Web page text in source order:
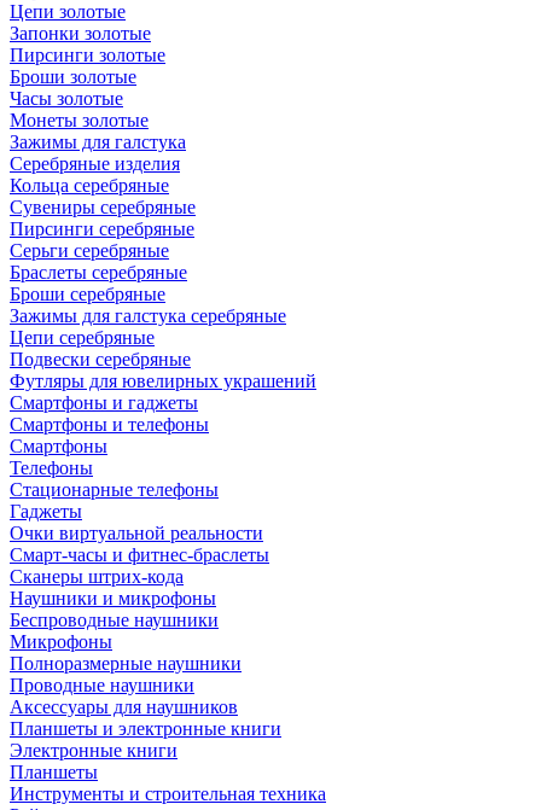
Цепи золотые
Запонки золотые
Пирсинги золотые
Броши золотые
Часы золотые
Монеты золотые
Зажимы для галстука
Серебряные изделия
Кольца серебряные
Сувениры серебряные
Пирсинги серебряные
Серьги серебряные
Браслеты серебряные
Броши серебряные
Зажимы для галстука серебряные
Цепи серебряные
Подвески серебряные
Футляры для ювелирных украшений
Смартфоны и гаджеты
Смартфоны и телефоны
Смартфоны
Телефоны
Стационарные телефоны
Гаджеты
Очки виртуальной реальности
Смарт-часы и фитнес-браслеты
Сканеры штрих-кода
Наушники и микрофоны
Беспроводные наушники
Микрофоны
Полноразмерные наушники
Проводные наушники
Аксессуары для наушников
Планшеты и электронные книги
Электронные книги
Планшеты
Инструменты и строительная техника